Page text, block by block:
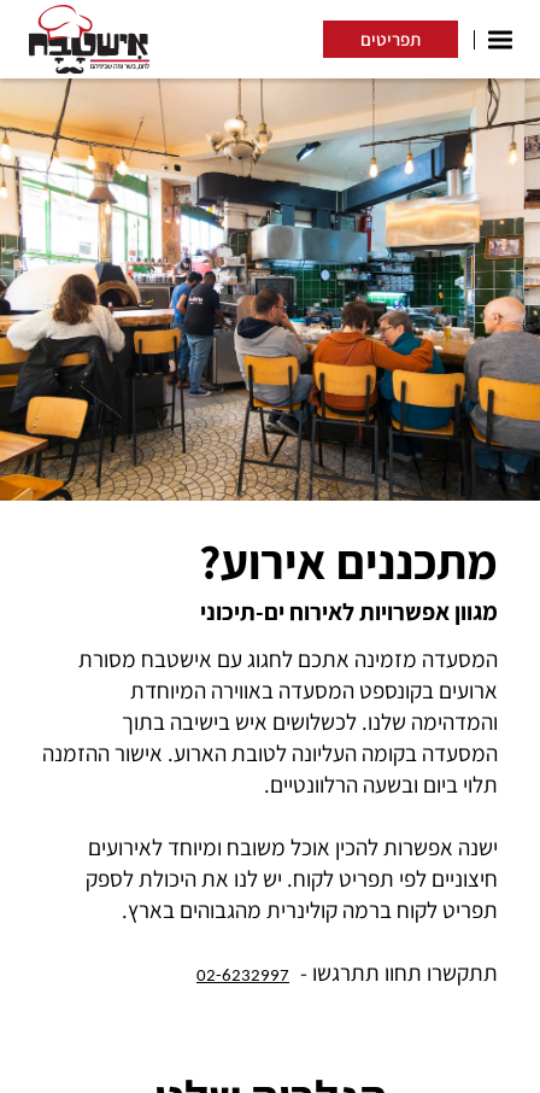
דלג לסרגל הניווט
דלג לתוכן
תפריטים
מתכננים אירוע?
מגוון אפשרויות לאירוח ים-תיכוני
המסעדה מזמינה אתכם לחגוג עם אישטבח מסורת
ארועים בקונספט המסעדה באווירה המיוחדת
והמדהימה שלנו. לכשלושים איש בישיבה בתוך
המסעדה בקומה העליונה לטובת הארוע. אישור ההזמנה
תלוי ביום ובשעה הרלוונטיים.
ישנה אפשרות להכין אוכל משובח ומיוחד לאירועים
חיצוניים לפי תפריט לקוח. יש לנו את היכולת לספק
תפריט לקוח ברמה קולינרית מהגבוהים בארץ.
תתקשרו תחוו תתרגשו - 02-6232997